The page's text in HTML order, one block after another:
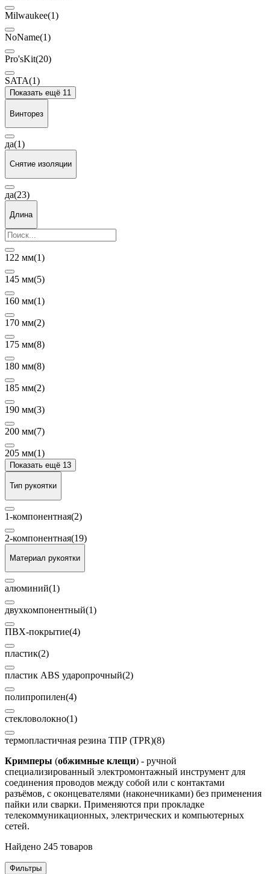
Milwaukee(1)
NoName(1)
Pro'sKit(20)
SATA(1)
Показать ещё 11
Винторез
да(1)
Снятие изоляции
да(23)
Длина
122 мм(1)
145 мм(5)
160 мм(1)
170 мм(2)
175 мм(8)
180 мм(8)
185 мм(2)
190 мм(3)
200 мм(7)
205 мм(1)
Показать ещё 13
Тип рукоятки
1-компонентная(2)
2-компонентная(19)
Материал рукоятки
алюминий(1)
двухкомпонентный(1)
ПВХ-покрытие(4)
пластик(2)
пластик ABS ударопрочный(2)
полипропилен(4)
стекловолокно(1)
термопластичная резина ТПР (TPR)(8)
Кримперы (обжимные клещи) - ручной
специализированный электромонтажный инструмент для
соединения проводов между собой или с контактами
разъёмов, с оконцевателями (наконечниками) без применения
пайки или сварки. Применяются при прокладке
телекоммуникационных, электрических и компьютерных
сетей.
Найдено 245 товаров
Фильтры